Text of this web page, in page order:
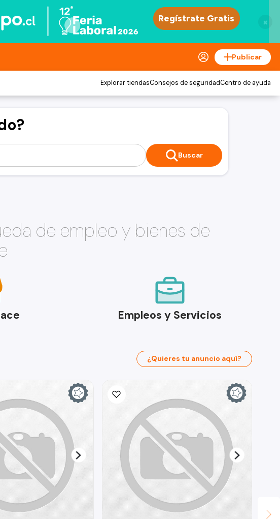
×
Publicar
Explorar tiendasConsejos de seguridadCentro de ayuda
Buscar
de empleo y bienes de
Empleos y Servicios
¿Quieres tu anuncio aquí?